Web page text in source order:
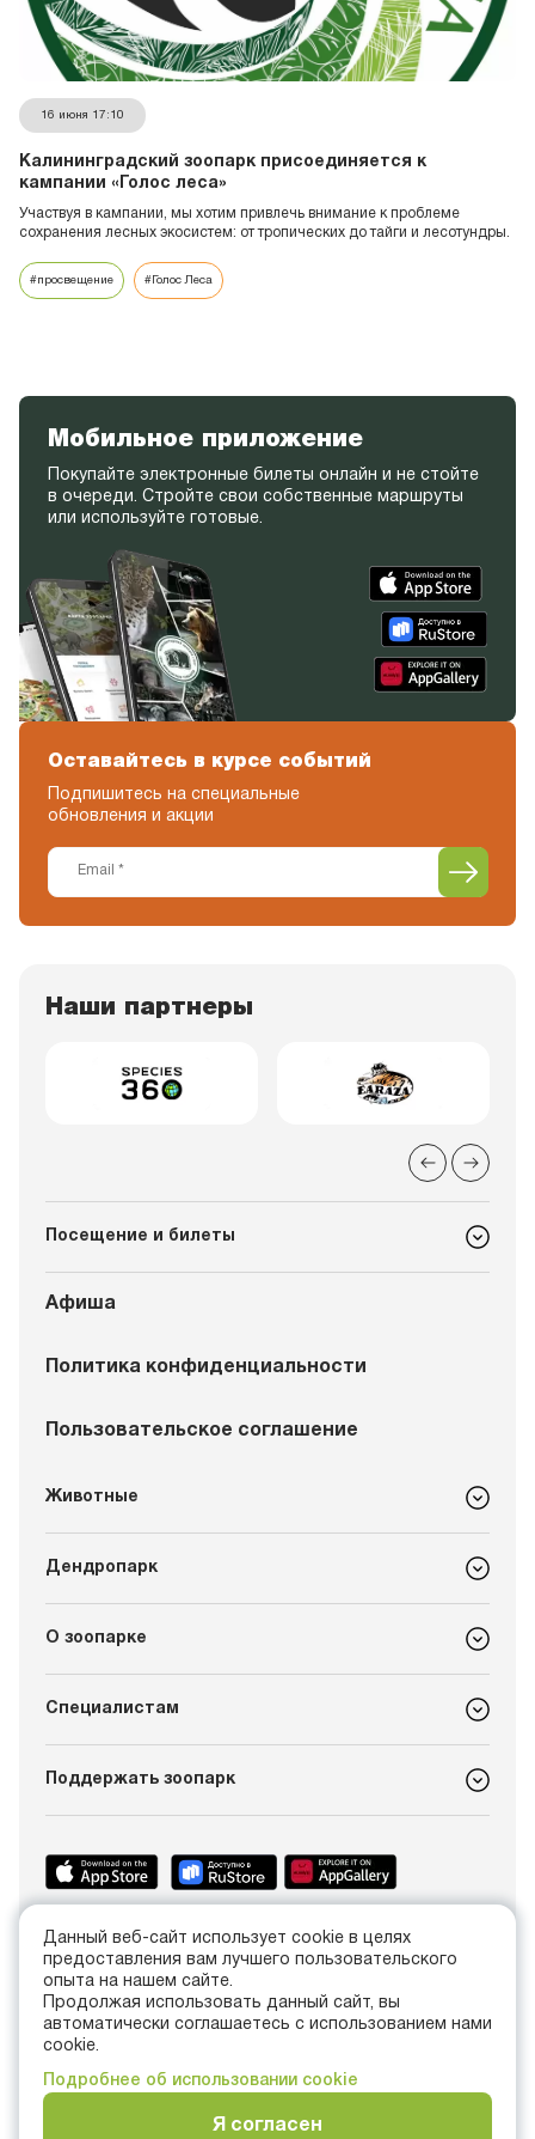
16 июня 17:10
Калининградский зоопарк присоединяется к
кампании «Голос леса»
Участвуя в кампании, мы хотим привлечь внимание к проблеме
сохранения лесных экосистем: от тропических до тайги и лесотундры.
#просвещение #Голос Леса
Данный веб-сайт использует cookie в целях
предоставления вам лучшего пользовательского
опыта на нашем сайте.
Продолжая использовать данный сайт, вы
автоматически соглашаетесь с использованием нами
cookie.
Подробнее об использовании cookie
Я согласен
Мобильное приложение
Покупайте электронные билеты онлайн и не стойте
в очереди. Стройте свои собственные маршруты
или используйте готовые.
Оставайтесь в курсе событий
Подпишитесь на специальные
обновления и акции
Наши партнеры
Посещение и билеты
Афиша
Политика конфиденциальности
Пользовательское соглашение
Животные
Дендропарк
О зоопарке
Специалистам
Поддержать зоопарк
+7 (4012) 21-89-14
info@kldzoo.ru
Россия, г. Калининград, проспект Мира, 26